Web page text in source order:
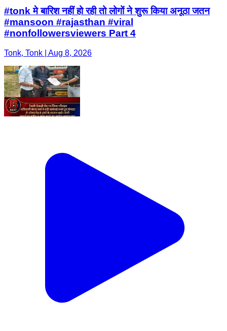
#tonk मे बारिश नहीं हो रही तो लोगों ने शुरू किया अनूठा जतन
#mansoon #rajasthan #viral
#nonfollowersviewers Part 4
Tonk, Tonk | Aug 8, 2026